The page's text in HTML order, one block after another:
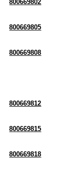
800669802
800669805
800669808
800669812
800669815
800669818